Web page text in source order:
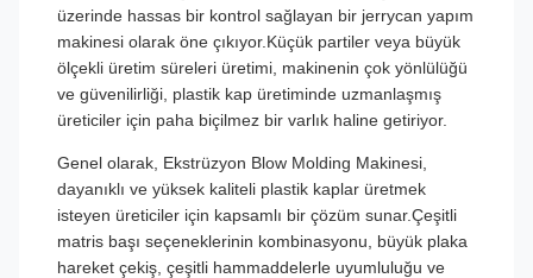
üzerinde hassas bir kontrol sağlayan bir jerrycan yapım
makinesi olarak öne çıkıyor.Küçük partiler veya büyük
ölçekli üretim süreleri üretimi, makinenin çok yönlülüğü
ve güvenilirliği, plastik kap üretiminde uzmanlaşmış
üreticiler için paha biçilmez bir varlık haline getiriyor.
Genel olarak, Ekstrüzyon Blow Molding Makinesi,
dayanıklı ve yüksek kaliteli plastik kaplar üretmek
isteyen üreticiler için kapsamlı bir çözüm sunar.Çeşitli
matris başı seçeneklerinin kombinasyonu, büyük plaka
hareket çekiş, çeşitli hammaddelerle uyumluluğu ve